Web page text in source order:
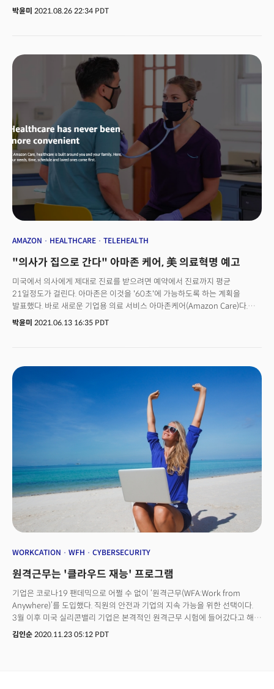
시각) 월스트리트저널(WSJ)에 따르면, 세일즈포스는 전년 동기 대비 23%
영업이익률을 기록하고 있다”고 전했다.세일즈포스는 팬데믹의 가장 큰 수혜
기업 중 하나다. 독일의 대표 승용차 브랜드 BMW 그룹, 스웨덴의 가구
소매업체 이케아(Ikea), 미국 보험 대기업 가이코(Geico) 등 많은 기업들이
세일즈포스가 지원하는 클라우드 기반 CRM 도구로 팬데믹 중에도
안정적으로 디지털 전환을 할 수 있었기 때문. 설립된 지 22년 된 이 기업의
주가는 팬데믹 이후 75% 이상 증가했다.CNBC 매드머니에 출연한 베니오프
CEO는 지난 7월 인수한 기업용 커뮤니케이션 도구 슬랙의 사업에 대해 큰
기대를 보였다. “슬랙은 이제 우리 모든 제품의 새로운 유저 인터페이스가 될
것”이라며 슬랙과 세일즈포스의 통합을 “두 세계의 최고가 함께 하는
것”이라고 강조했다. 이번 9월에 있을 라이브 스트리밍 드림포스
(Dreamforce, 세일즈포스의 연례 행사)에서 슬랙 유저 인터페이스로 구축된
새로운 버전의 클라우드를 볼 수 있다고 전했다.베니오프 CEO는 델타 변이로
계속 변경되는 사무실 출근 계획에 대해 묻자 “CEO들이 예상했던 만큼
직원들이 사무실로 많이 복귀하지 않는다”며 집에서도 매우 생산적이기
방식이 완전히 바뀌었다. 새로운 세계에서 비즈니스는 상당히 달라질 것으로
영구적으로 유연한 근무환경을 제공할 회사 중 하나다. 지난 6월, 베니오프
CEO는 CNBC를 통해 코로나전, 직원의 약 20%는 재택근무를 해왔고,
팬데믹이 끝나면 약 50%~60%는 원격으로 일할 것이라고 말했다다음은
지난 25일(미 현지 시각) CNBC 매드머니(Mad Money)에 출연한 마크
베니오프(Marc Benioff) 세일즈포스 CEO의 대담 전문이다.
박윤미 2021.08.26 22:34 PDT
AMAZON HEALTHCARE TELEHEALTH
"의사가 집으로 간다" 아마존 케어, 美 의료혁명 예고
미국에서 의사에게 제대로 진료를 받으려면 예약에서 진료까지 평균
21일정도가 걸린다. 아마존은 이것을 '60초'에 가능하도록 하는 계획을
발표했다. 바로 새로운 기업용 의료 서비스 아마존케어(Amazon Care)다.
아마존은 올여름 아마존 케어를 '직원용' 서비스를 넘어 미국 전역으로 확장할
대해 공개했다. 파비즈 부사장은 "아마존케어는 기존 시스템과 다르다. 이
서비스는 온오프라인 하이브리드가 특징이다"고 강조했다. 그는 이
컨퍼런스에서 앱을 사용하고 원격으로 의료진을 만나는 아마존케어의
‘디지털’ 측면과 이동하는 의료진이 실제로 환자를 방문하는 ‘물리적’ 측면을
구체적으로 설명했다. 파비즈 부사장은 "코로나 팬데믹 이후 회사 구조는 더
분산될 것이기 때문에 이에 맞게 빠르게 대응할 수 있는 헬스케어 시스템이
필요하다. 이미 아마존케어 이용 계약을 체결한 회사가 많다"고 덧붙였다.그는
"아마존케어를 사용하는 수천 명의 아마존 직원들이 이 서비스를 5점 만점에
4.8점으로 높이 평가했다”며 아마존케어 프로그램에 대한 자신감을 보였다.
유통 왕국 아마존이 팬데믹 전부터 준비한 이 서비스는 무엇이고
직원들로부터 높은 점수를 받은 이유는 무엇인지 대담을 통해 확인할 수
있었다.다음은 대담 전문이다.
박윤미 2021.06.13 16:35 PDT
WORKCATION WFH CYBERSECURITY
원격근무는 '클라우드 재능' 프로그램
기업은 코로나19 팬데믹으로 어쩔 수 없이 ‘원격근무(WFA:Work from
Anywhere)’를 도입했다. 직원의 안전과 기업의 지속 가능을 위한 선택이다.
3월 이후 미국 실리콘밸리 기업은 본격적인 원격근무 시험에 들어갔다고 해도
과언이 아니다.구글과 페이스북 등은 2021년 7월까지 원격근무를 한다고
김인순 2020.11.23 05:12 PDT